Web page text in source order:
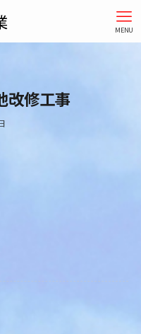
MENU
改修工事